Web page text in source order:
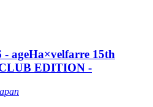
- ageHa×velfarre 15th
EDITION -